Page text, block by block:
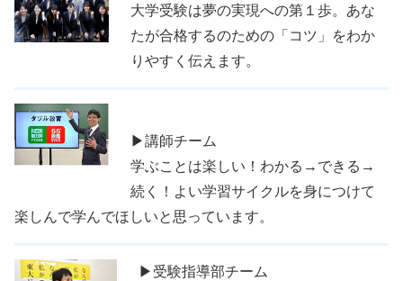
大学受験は夢の実現への第１歩。あな
たが合格するのための「コツ」をわか
りやすく伝えます。
▶講師チーム
学ぶことは楽しい！わかる→できる→
続く！よい学習サイクルを身につけて
楽しんで学んでほしいと思っています。
▶受験指導部チーム